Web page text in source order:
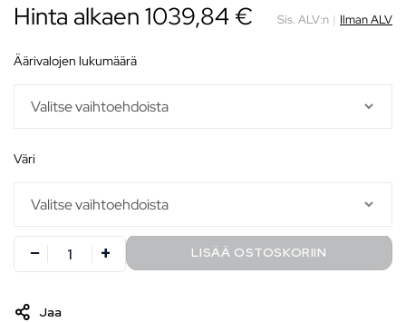
Hinta alkaen 1039,84€ Sis. ALV:n | Ilman ALV
äärivalojen lukumäärä
väri
LISÄÄ OSTOSKORIIN
Jaa